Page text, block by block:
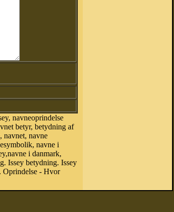
navneoprindelse
betyr, betydning af
navnet, navne
navne i
i danmark,
Issey betydning. Issey
Oprindelse - Hvor